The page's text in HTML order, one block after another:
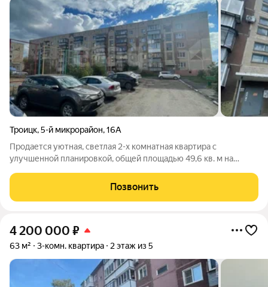
Троицк,5-й микрорайон,16А
Продается уютная, светлая 2-х комнатная квартира с
улучшенной планировкой, общей площадью 49,6 кв. м на
выгодного вложения! Балкон застеклен. Расположение
квартиры также не может не радовать: в
Позвонить
4 200 000 ₽
63 м² 3-комн. квартира 2 этаж из 5